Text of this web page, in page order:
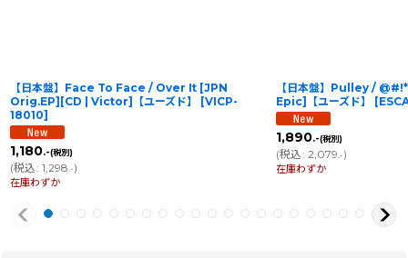
【日本盤】Face To Face / Over It [JPN
Orig.EP][CD | Victor]【ユーズド】
[VICP-
18010]
1,180.-(税別)
(税込: 1,298 .-)
在庫わずか
【日本盤】Pulley /
Epic]【ユーズド】
[
1,890.-(税別)
(税込: 2,079 .-)
在庫わずか